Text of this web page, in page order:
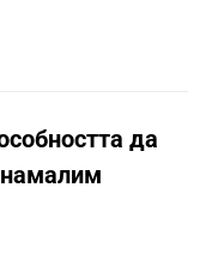
да
намалим